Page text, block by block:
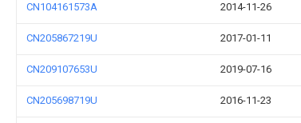
CN104161573A 2014-11-26
CN205867219U 2017-01-11
CN209107653U 2019-07-16
CN205698719U 2016-11-23